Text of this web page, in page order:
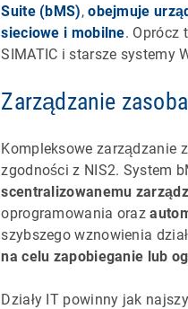
Suite (bMS),obejmuje
sieciowe i mobilne. Oprócz
SIMATIC i starsze systemy
Zarządzanie
Kompleksowe zarządzanie
zgodności z NIS2. System
scentralizowanemu
oprogramowania oraz
szybszego wznowienia
na celu zapobieganie lub
Działy IT powinny jak